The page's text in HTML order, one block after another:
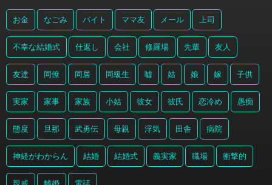
お金 なごみ バイト ママ友 メール 上司
不幸な結婚式 仕返し 会社 修羅場 先輩 友人
友達 同僚 同居 同級生 嘘 姑 娘 嫁 子供
実家 家事 家族 小姑 彼女 彼氏 恋冷め 愚痴
態度 旦那 武勇伝 母親 浮気 田舎 病院
神経がわからん 結婚 結婚式 義実家 職場 衝撃的
親戚 離婚 電話